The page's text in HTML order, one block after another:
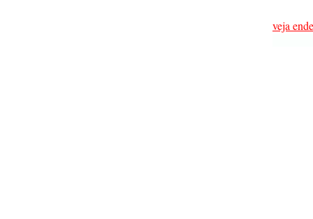
veja